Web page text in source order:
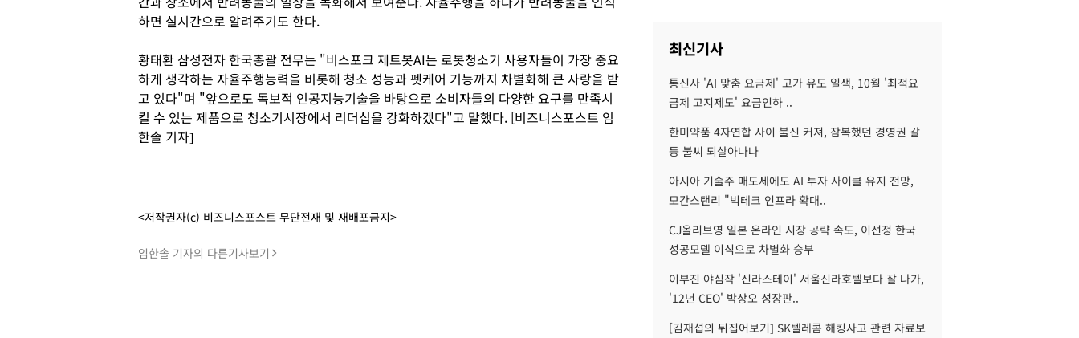
하면 실시간으로 알려주기도 한다.
황태환 삼성전자 한국총괄 전무는 "비스포크 제트봇AI는 로봇청소기 사용자들이 가장 중요
하게 생각하는 자율주행능력을 비롯해 청소 성능과 펫케어 기능까지 차별화해 큰 사랑을 받
고 있다"며 "앞으로도 독보적 인공지능기술을 바탕으로 소비자들의 다양한 요구를 만족시
킬 수 있는 제품으로 청소기시장에서 리더십을 강화하겠다"고 말했다. [비즈니스포스트 임
한솔 기자]
<저작권자(c) 비즈니스포스트 무단전재 및 재배포금지>
임한솔 기자의 다른기사보기
최신기사
통신사 'AI 맞춤 요금제' 고가 유도 일색, 10월 '최적요
금제 고지제도' 요금인하 ..
한미약품 4자연합 사이 불신 커져, 잠복했던 경영권 갈
등 불씨 되살아나나
아시아 기술주 매도세에도 AI 투자 사이클 유지 전망,
모간스탠리 "빅테크 인프라 확대..
CJ올리브영 일본 온라인 시장 공략 속도, 이선정 한국
성공모델 이식으로 차별화 승부
이부진 야심작 '신라스테이' 서울신라호텔보다 잘 나가,
'12년 CEO' 박상오 성장판..
[김재섭의 뒤집어보기] SK텔레콤 해킹사고 관련 자료보